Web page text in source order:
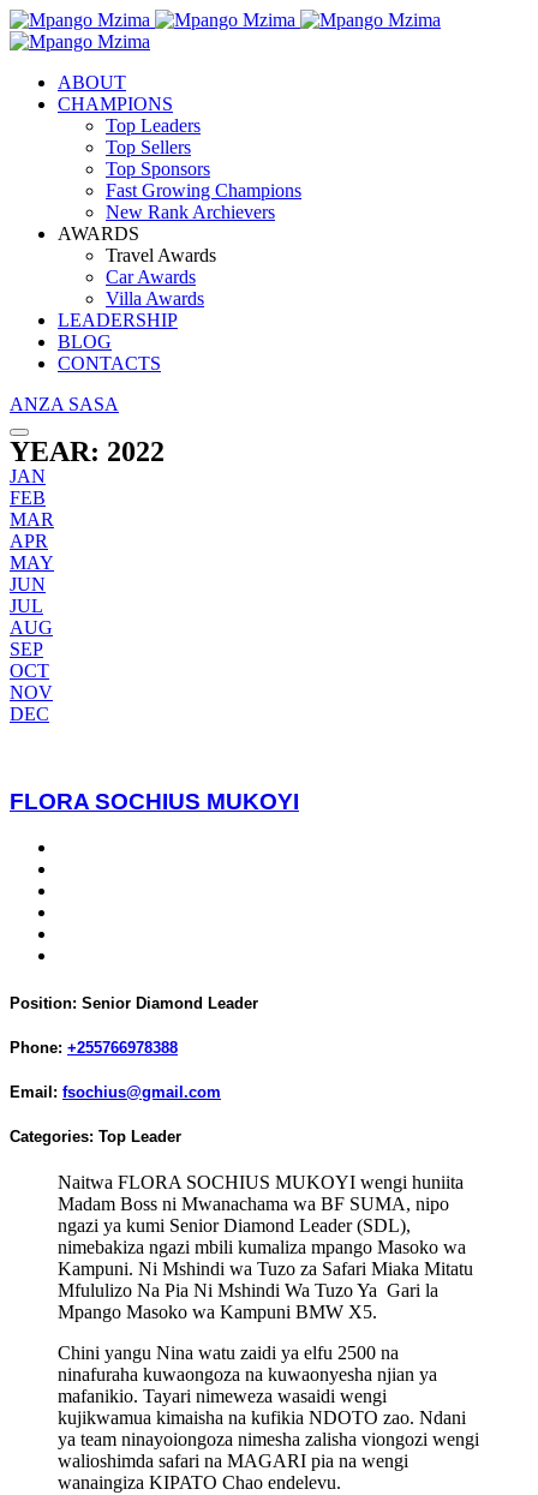
ABOUT
CHAMPIONS
Top Leaders
Top Sellers
Top Sponsors
Fast Growing Champions
New Rank Archievers
AWARDS
Travel Awards
Car Awards
Villa Awards
LEADERSHIP
BLOG
CONTACTS
ANZA SASA
YEAR: 2022
JAN
FEB
MAR
APR
MAY
JUN
JUL
AUG
SEP
OCT
NOV
DEC
FLORA SOCHIUS MUKOYI
Position: Senior Diamond Leader
Phone: +255766978388
Email: fsochius@gmail.com
Categories: Top Leader
Naitwa FLORA SOCHIUS MUKOYI wengi huniita
Madam Boss ni Mwanachama wa BF SUMA, nipo
ngazi ya kumi Senior Diamond Leader (SDL),
nimebakiza ngazi mbili kumaliza mpango Masoko wa
Kampuni. Ni Mshindi wa Tuzo za Safari Miaka Mitatu
Mfululizo Na Pia Ni Mshindi Wa Tuzo Ya Gari la
Mpango Masoko wa Kampuni BMW X5.
Chini yangu Nina watu zaidi ya elfu 2500 na
ninafuraha kuwaongoza na kuwaonyesha njian ya
mafanikio. Tayari nimeweza wasaidi wengi
kujikwamua kimaisha na kufikia NDOTO zao. Ndani
ya team ninayoiongoza nimesha zalisha viongozi wengi
walioshimda safari na MAGARI pia na wengi
wanaingiza KIPATO Chao endelevu.